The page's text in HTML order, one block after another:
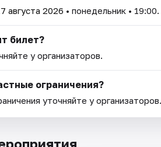
августа 2026 • понедельник • 19:00.
билет?
у организаторов.
ограничения?
уточняйте у организаторов.